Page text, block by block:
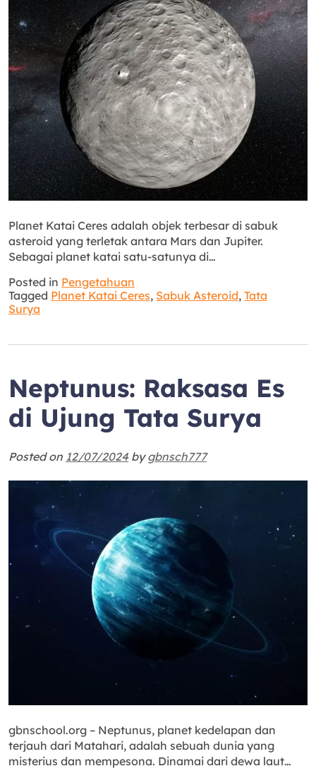
Planet Katai Ceres adalah objek terbesar di sabuk
asteroid yang terletak antara Mars dan Jupiter.
Sebagai planet katai satu-satunya di…
Posted in Pengetahuan
Tagged Planet Katai Ceres, Sabuk Asteroid, Tata
Surya
Neptunus: Raksasa Es
di Ujung Tata Surya
Posted on 12/07/2024bygbnsch777
gbnschool.org – Neptunus, planet kedelapan dan
terjauh dari Matahari, adalah sebuah dunia yang
misterius dan mempesona. Dinamai dari dewa laut…